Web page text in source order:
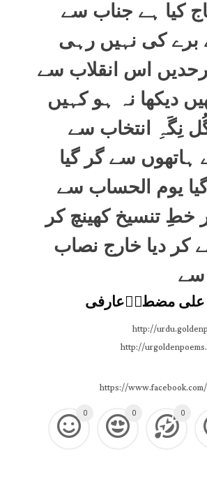
کیا ہے جناب سے
برے کی نہیں رہی
اس انقلاب سے
دیکھا نہ ہو کہیں
نِگَہِ انتخاب سے
ہاتھوں سے گر گیا
یوم الحساب سے
تنسیخ کھینچ کر
کر دیا خارج نصاب
سے
علی مضطرؔعارفی
http://
http://
https://
0 0 0